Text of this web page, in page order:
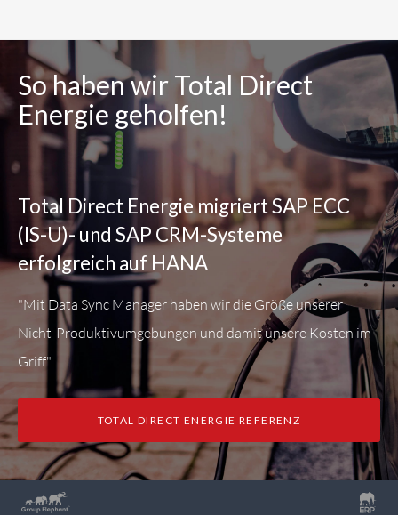
So haben wir Total Direct
Energie geholfen!
Total Direct Energie migriert SAP ECC
(IS-U)- und SAP CRM-Systeme
erfolgreich auf HANA
"Mit Data Sync Manager haben wir die Größe unserer
Nicht-Produktivumgebungen und damit unsere Kosten im
Griff."
TOTAL DIRECT ENERGIE REFERENZ